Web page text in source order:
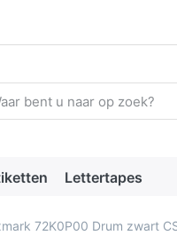
zoekterm in. De eerste
Lettertapes
72K0P00 Drum zwart